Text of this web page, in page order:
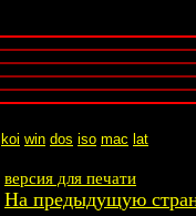
koi win dos iso mac lat
версия для печати
На предыдущую